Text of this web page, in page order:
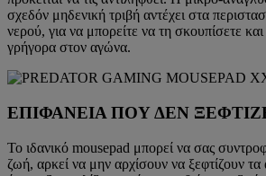
σχεδόν μηδενική τριβή αντέχει στα
νερού, για να μπορείτε να τη σκουπίσετε
γρήγορα στον αγώνα.
ΕΠΙΦΑΝΕΙΑ ΠΟΥ ΔΕΝ
Το ιδανικό mousepad μπορεί να σας
ζωή, αρκεί να μην αρχίσουν να ξεφτίζουν